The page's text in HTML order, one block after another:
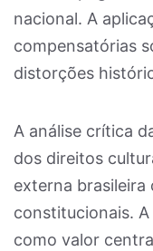
nacional. A
compensatórias
distorções
A análise crítica
dos direitos
externa brasileira
constitucionais.
como valor